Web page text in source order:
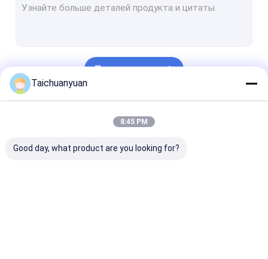
Гидравлический насос экскаватора
части гидронасоса экскаватора
Assy центра совместный
Продолжать
Taichuanyuan
8:45 PM
Good day, what product are you looking for?